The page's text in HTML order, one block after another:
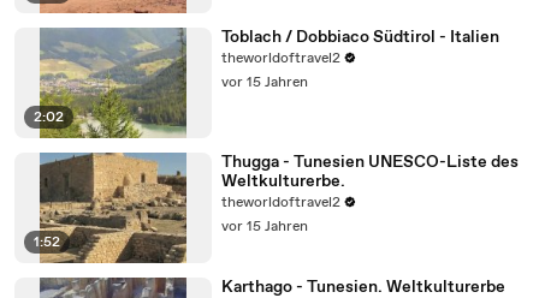
2:02
Toblach / Dobbiaco Südtirol - Italien
theworldoftravel2
vor 15 Jahren
1:52
Thugga - Tunesien UNESCO-Liste des
Weltkulturerbe.
theworldoftravel2
vor 15 Jahren
Karthago - Tunesien. Weltkulturerbe